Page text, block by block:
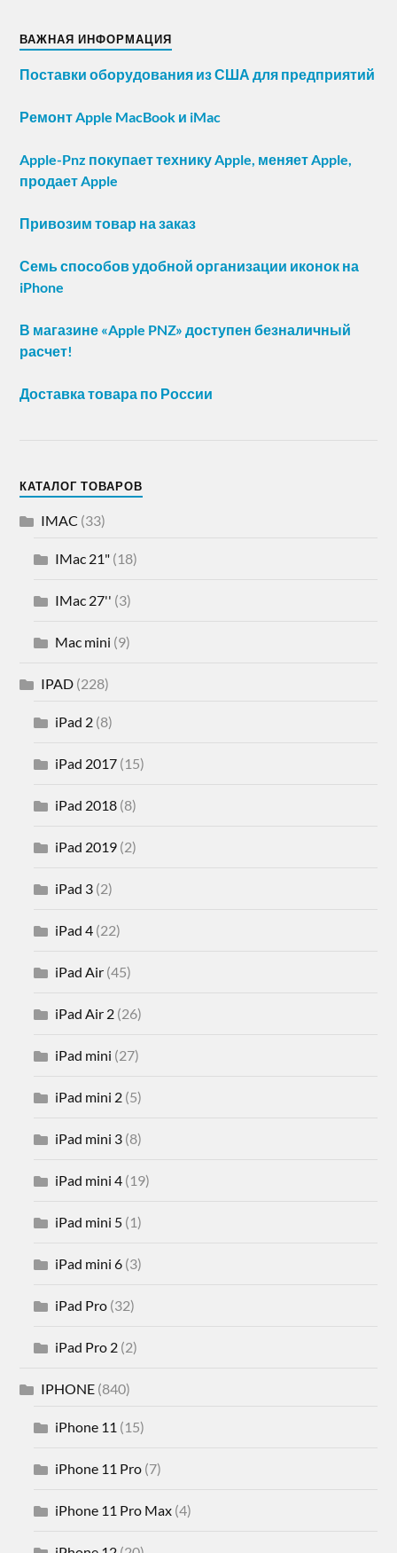
ВАЖНАЯ ИНФОРМАЦИЯ
Поставки оборудования из США для предприятий
Ремонт Apple MacBook и iMac
Apple-Pnz покупает технику Apple, меняет Apple,
продает Apple
Привозим товар на заказ
Семь способов удобной организации иконок на
iPhone
В магазине «Apple PNZ» доступен безналичный
расчет!
Доставка товара по России
КАТАЛОГ ТОВАРОВ
IMAC (33)
IMac 21" (18)
IMac 27'' (3)
Mac mini (9)
IPAD (228)
iPad 2 (8)
iPad 2017 (15)
iPad 2018 (8)
iPad 2019 (2)
iPad 3 (2)
iPad 4 (22)
iPad Air (45)
iPad Air 2 (26)
iPad mini (27)
iPad mini 2 (5)
iPad mini 3 (8)
iPad mini 4 (19)
iPad mini 5 (1)
iPad mini 6 (3)
iPad Pro (32)
iPad Pro 2 (2)
IPHONE (840)
iPhone 11 (15)
iPhone 11 Pro (7)
iPhone 11 Pro Max (4)